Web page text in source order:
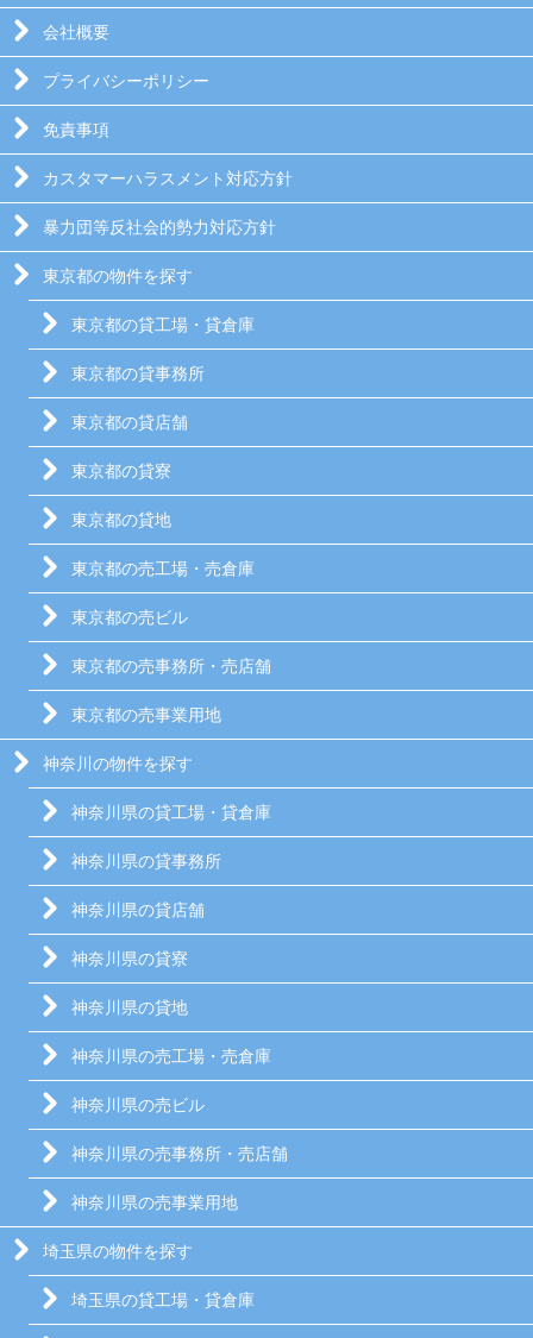
会社概要
プライバシーポリシー
免責事項
カスタマーハラスメント対応方針
暴力団等反社会的勢力対応方針
東京都の物件を探す
東京都の貸工場・貸倉庫
東京都の貸事務所
東京都の貸店舗
東京都の貸寮
東京都の貸地
東京都の売工場・売倉庫
東京都の売ビル
東京都の売事務所・売店舗
東京都の売事業用地
神奈川の物件を探す
神奈川県の貸工場・貸倉庫
神奈川県の貸事務所
神奈川県の貸店舗
神奈川県の貸寮
神奈川県の貸地
神奈川県の売工場・売倉庫
神奈川県の売ビル
神奈川県の売事務所・売店舗
神奈川県の売事業用地
埼玉県の物件を探す
埼玉県の貸工場・貸倉庫